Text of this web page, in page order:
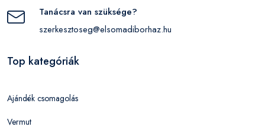
Tanácsra van szüksége?
szerkesztoseg@elsomadiborhaz.hu
Top kategóriák
Ajándék csomagolás
Vermut